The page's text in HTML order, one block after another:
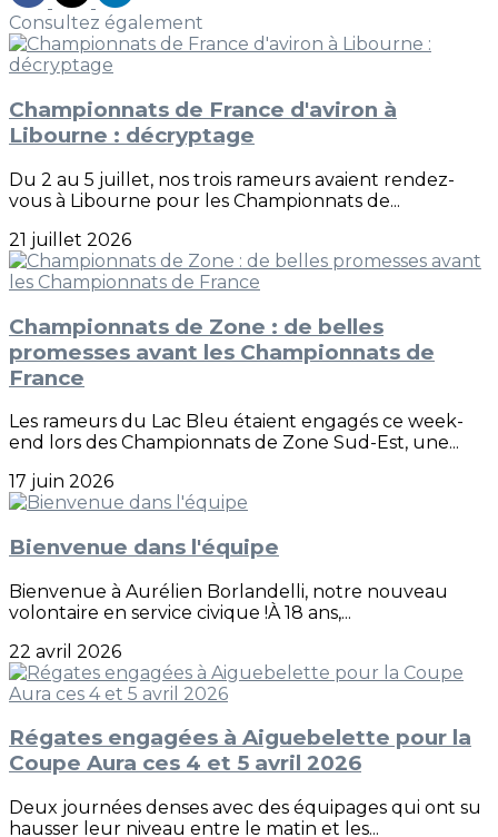
Consultez également
Championnats de France d'aviron à
Libourne : décryptage
Du 2 au 5 juillet, nos trois rameurs avaient rendez-
vous à Libourne pour les Championnats de...
21 juillet 2026
Championnats de Zone : de belles
promesses avant les Championnats de
France
Les rameurs du Lac Bleu étaient engagés ce week-
end lors des Championnats de Zone Sud-Est, une...
17 juin 2026
Bienvenue dans l'équipe
Bienvenue à Aurélien Borlandelli, notre nouveau
volontaire en service civique !À 18 ans,...
22 avril 2026
Régates engagées à Aiguebelette pour la
Coupe Aura ces 4 et 5 avril 2026
Deux journées denses avec des équipages qui ont su
hausser leur niveau entre le matin et les...